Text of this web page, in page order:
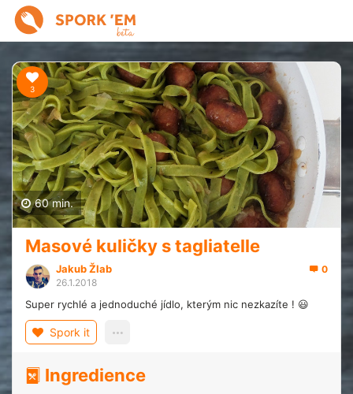
60 min.
3
Masové kuličky s tagliatelle
0
Jakub Žlab
26.1.2018
Super rychlé a jednoduché jídlo, kterým nic nezkazíte ! 😃
Spork it
Ingredience